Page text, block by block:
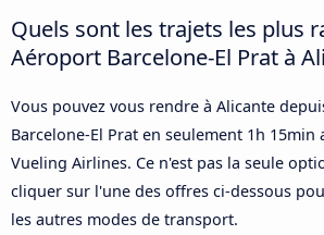
Quels sont les trajets les plus
Aéroport Barcelone-El Prat à
Vous pouvez vous rendre à Alicante
Barcelone-El Prat en seulement 1h 15min
Vueling Airlines. Ce n'est pas la seule
cliquer sur l'une des offres ci-dessous
les autres modes de transport.